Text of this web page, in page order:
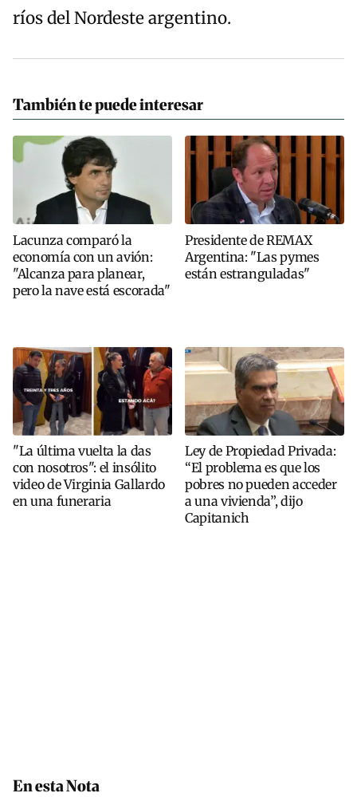
ríos del Nordeste argentino.
También te puede interesar
Lacunza comparó la
economía con un avión:
"Alcanza para planear,
pero la nave está escorada"
Presidente de REMAX
Argentina: "Las pymes
están estranguladas"
"La última vuelta la das
con nosotros": el insólito
video de Virginia Gallardo
en una funeraria
Ley de Propiedad Privada:
“El problema es que los
pobres no pueden acceder
a una vivienda”, dijo
Capitanich
En esta Nota